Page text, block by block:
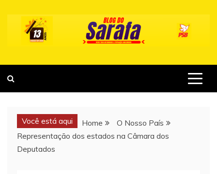
content
Você está aqui Home
O Nosso País
Representação dos estados na Câmara dos
Deputados